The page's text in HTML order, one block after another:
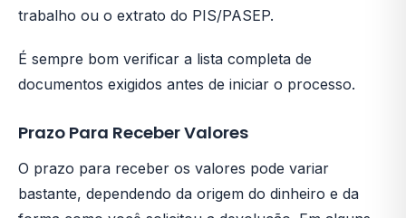
trabalho ou o extrato do PIS/PASEP.
É sempre bom verificar a lista completa de
documentos exigidos antes de iniciar o processo.
Prazo Para Receber Valores
O prazo para receber os valores pode variar
bastante, dependendo da origem do dinheiro e da